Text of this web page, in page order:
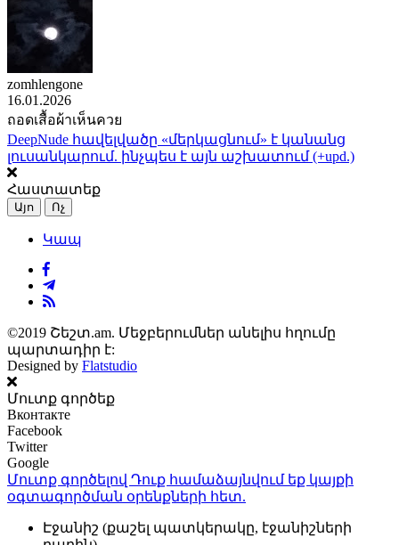
zomhlengone
16.01.2026
ถอดเสื้อผ้าเห็นควย
DeepNude հավելվածը «մերկացնում» է կանանց
լուսանկարում. ինչպես է այն աշխատում (+upd.)
Հաստատեք
Այո Ոչ
Կապ
©2019 Շեշտ.am. Մեջբերումներ անելիս հղումը
պարտադիր է:
Designed by Flatstudio
Մուտք գործեք
Вконтакте
Facebook
Twitter
Google
Մուտք գործելով Դուք համաձայնվում եք կայքի
օգտագործման օրենքների հետ.
Էջանիշ (քաշել պատկերակը, էջանիշների